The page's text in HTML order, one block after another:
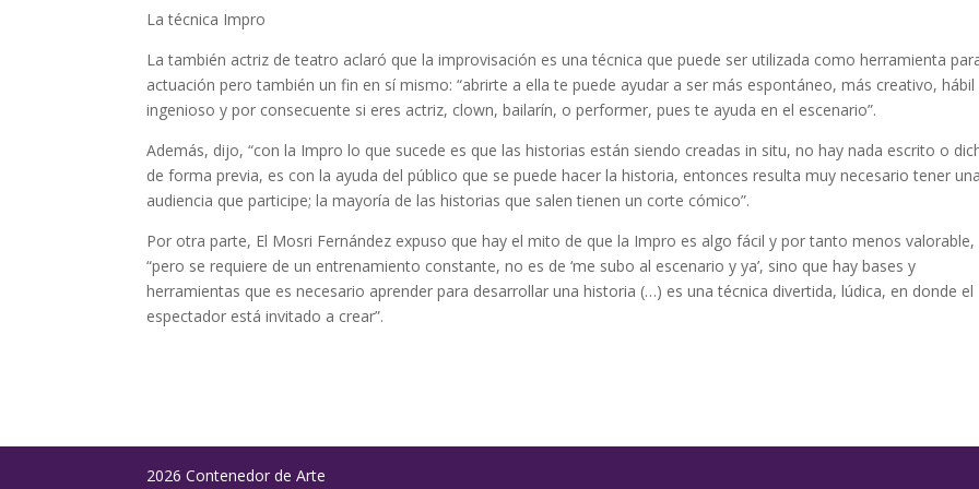
La técnica Impro
La también actriz de teatro aclaró que la improvisación es una técnica que puede ser utilizada como herramienta
actuación pero también un fin en sí mismo: “abrirte a ella te puede ayudar a ser más espontáneo, más creativo, hábil
ingenioso y por consecuente si eres actriz, clown, bailarín, o performer, pues te ayuda en el escenario”.
Además, dijo, “con la Impro lo que sucede es que las historias están siendo creadas in situ, no hay nada escrito o
de forma previa, es con la ayuda del público que se puede hacer la historia, entonces resulta muy necesario tener una
audiencia que participe; la mayoría de las historias que salen tienen un corte cómico”.
Por otra parte, El Mosri Fernández expuso que hay el mito de que la Impro es algo fácil y por tanto menos valorable,
“pero se requiere de un entrenamiento constante, no es de ‘me subo al escenario y ya’, sino que hay bases y
herramientas que es necesario aprender para desarrollar una historia (…) es una técnica divertida, lúdica, en donde el
espectador está invitado a crear”.
2026 Contenedor de Arte